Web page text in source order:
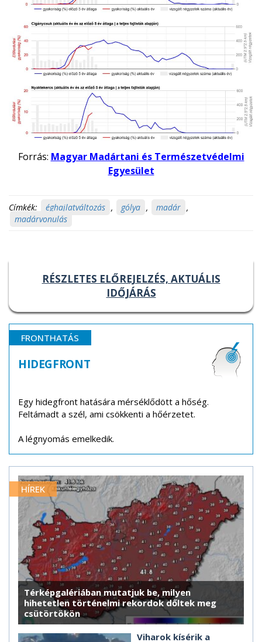
Forrás: Magyar Madártani és Természetvédelmi
Egyesület
Címkék: éghajlatváltozás , gólya , madár ,
madárvonulás
RÉSZLETES ELŐREJELZÉS, AKTUÁLIS
IDŐJÁRÁS
FRONTHATÁS
HIDEGFRONT
Egy hidegfront hatására mérséklődött a hőség.
Feltámadt a szél, ami csökkenti a hőérzetet.
A légnyomás emelkedik.
HÍREK
Térképgalériában mutatjuk be, milyen
hihetetlen történelmi rekordok dőltek meg
csütörtökön
Viharok kísérik a